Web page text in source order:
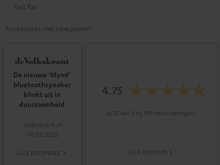
Fast Pair
Accessoires niet inbegrepen
De nieuwe ‘Mynd’
bluetoothspeaker
blinkt uit in
duurzaamheid
volkskrant.nl
19.05.2025
ALLE RECENSIES
4.75
(4.75 van 5 bij 109 beoordelingen)
ALLE REVIEWS